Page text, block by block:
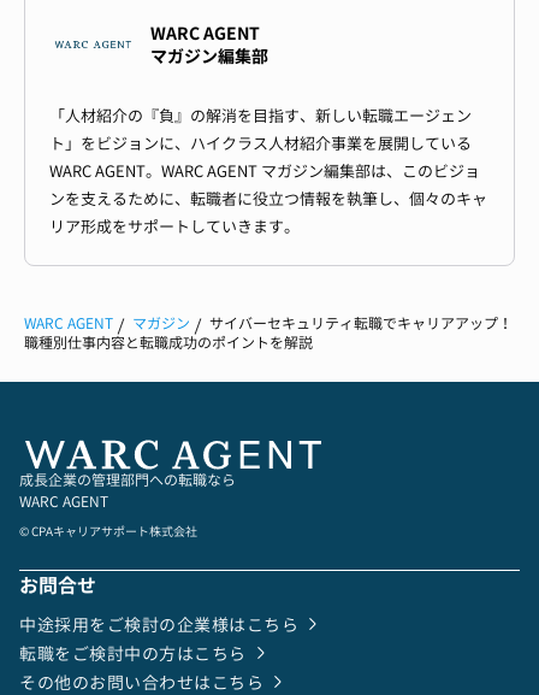
WARC AGENT
マガジン編集部
「人材紹介の『負』の解消を目指す、新しい転職エージェン
ト」をビジョンに、ハイクラス人材紹介事業を展開している
WARC AGENT。WARC AGENT マガジン編集部は、このビジョ
ンを支えるために、転職者に役立つ情報を執筆し、個々のキャ
リア形成をサポートしていきます。
WARC AGENT マガジン
サイバーセキュリティ転職でキャリアアップ！
職種別仕事内容と転職成功のポイントを解説
成長企業の管理部門への転職なら
WARC AGENT
© CPAキャリアサポート株式会社
お問合せ
中途採用をご検討の企業様はこちら
転職をご検討中の方はこちら
その他のお問い合わせはこちら